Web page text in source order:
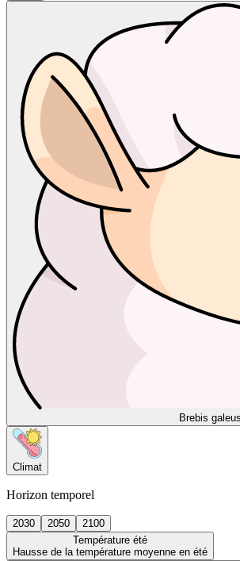
Brebis
Climat
Horizon temporel
2030 2050
2100
Température été
Hausse de la température moyenne en été